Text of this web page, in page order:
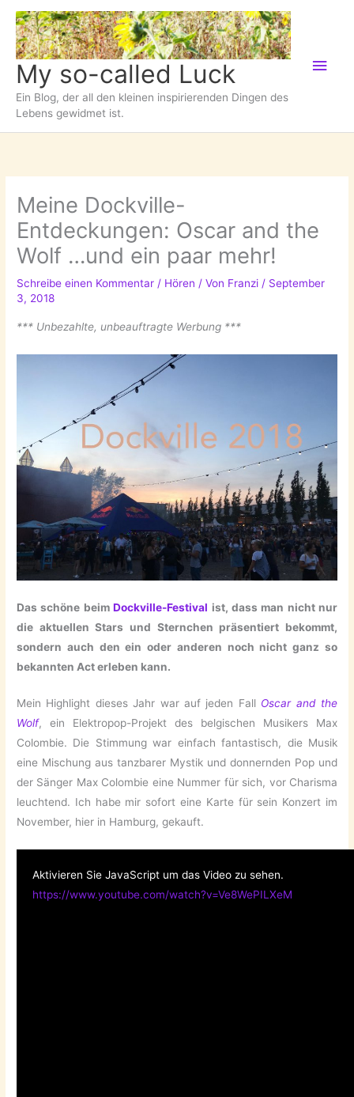
Zum
Inhalt
springen
My so-called Luck
Ein Blog, der all den kleinen inspirierenden Dingen des
Lebens gewidmet ist.
Meine Dockville-
Entdeckungen: Oscar and the
Wolf …und ein paar mehr!
Schreibe einen Kommentar / Hören / Von Franzi/ September
3, 2018
*** Unbezahlte, unbeauftragte Werbung ***
Das schöne beimDockville-Festival ist, dass man nicht nur
die aktuellen Stars und Sternchen präsentiert bekommt,
sondern auch den ein oder anderen noch nicht ganz so
bekannten Act erleben kann.
Mein Highlight dieses Jahr war auf jeden Fall Oscar and the
Wolf, ein Elektropop-Projekt des belgischen Musikers Max
Colombie. Die Stimmung war einfach fantastisch, die Musik
eine Mischung aus tanzbarer Mystik und donnernden Pop und
der Sänger Max Colombie eine Nummer für sich, vor Charisma
leuchtend. Ich habe mir sofort eine Karte für sein Konzert im
November, hier in Hamburg, gekauft.
Aktivieren Sie JavaScript um das Video zu sehen.
https://www.youtube.com/watch?v=Ve8WePILXeM